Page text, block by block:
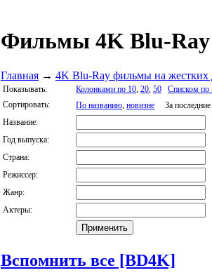
Фильмы 4K Blu-Ray
Главная → 4K Blu-Ray фильмы на жестких
Показывать: Колонками по 10, 20, 50 Списком по
Сортировать:
По названию, новизне За последние
Название:
Год выпуска:
Страна:
Режиссер:
Жанр:
Актеры:
Вспомнить все [BD4K]